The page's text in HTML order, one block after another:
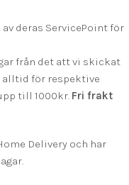
deras ServicePoint för
från det att vi skickat
alltid för respektive
till 1000kr. Fri frakt
Delivery och har